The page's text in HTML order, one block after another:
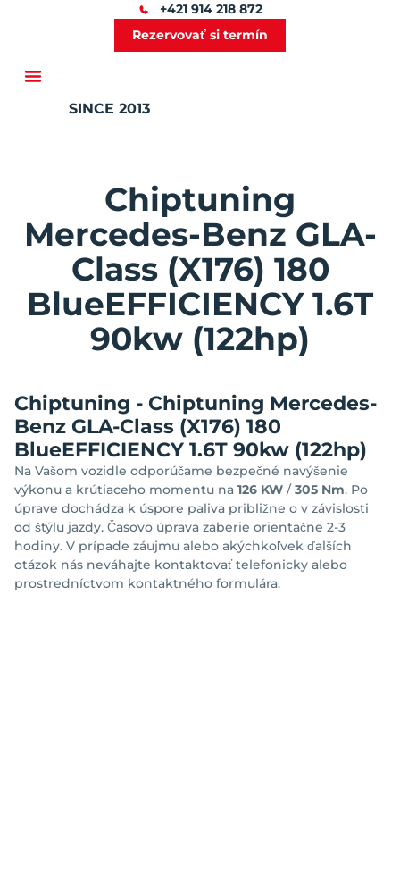
+421 914 218 872
Rezervovať si termín
SINCE 2013
Chiptuning
Mercedes-Benz GLA-
Class (X176) 180
BlueEFFICIENCY 1.6T
90kw (122hp)
Chiptuning - Chiptuning Mercedes-
Benz GLA-Class (X176) 180
BlueEFFICIENCY 1.6T 90kw (122hp)
Na Vašom vozidle odporúčame bezpečné navýšenie
výkonu a krútiaceho momentu na 126 KW /305 Nm. Po
úprave dochádza k úspore paliva približne o v závislosti
od štýlu jazdy. Časovo úprava zaberie orientačne 2-3
hodiny. V prípade záujmu alebo akýchkoľvek ďalších
otázok nás neváhajte kontaktovať telefonicky alebo
prostredníctvom kontaktného formulára.